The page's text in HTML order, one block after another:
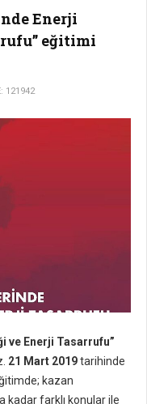
Enerji
eğitimi
121942
ve Enerji Tasarrufu”
21 Mart 2019tarihinde
kazan
kadar farklı konular ile